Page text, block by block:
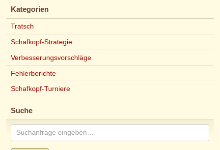
Kategorien
Tratsch
Schafkopf-Strategie
Verbesserungsvorschläge
Fehlerberichte
Schafkopf-Turniere
Suche